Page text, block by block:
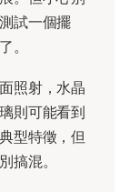
試一個擺
。
照射，水晶
則可能看到
型特徵，但
搞混。